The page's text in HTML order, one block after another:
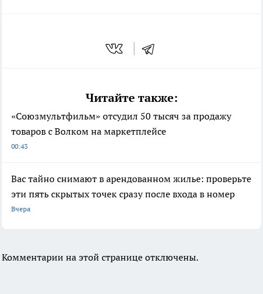
Читайте также:
«Союзмультфильм» отсудил 50 тысяч за продажу
товаров с Волком на маркетплейсе
00:43
Вас тайно снимают в арендованном жилье: проверьте
эти пять скрытых точек сразу после входа в номер
Вчера
Комментарии на этой странице отключены.